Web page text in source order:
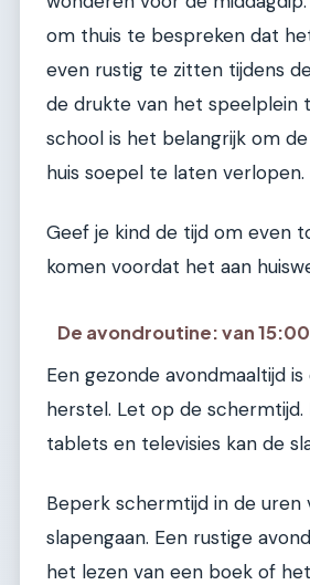
om thuis te bespreken dat
even rustig te zitten tijdens
de drukte van het speelplein
school is het belangrijk om
huis soepel te laten verlopen.
Geef je kind de tijd om even
komen voordat het aan
De avondroutine: van
Een gezonde avondmaaltijd
herstel. Let op de schermtijd.
tablets en televisies kan de
Beperk schermtijd in de uren
slapengaan. Een rustige
het lezen van een boek of